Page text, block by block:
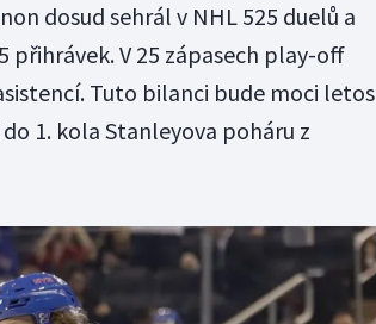
dosud sehrál v NHL 525 duelů a
přihrávek. V 25 zápasech play-off
Tuto bilanci bude moci letos
1. kola Stanleyova poháru z